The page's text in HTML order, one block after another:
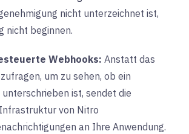
nicht unterzeichnet ist,
nicht beginnen.
Webhooks: Anstatt das
um zu sehen, ob ein
ist, sendet die
von Nitro
an Ihre Anwendung.